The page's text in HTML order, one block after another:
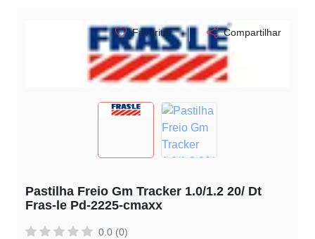
Favoritar Compartilhar
Pastilha Freio Gm Tracker 1.0/1.2 20/ Dt
Fras-le Pd-2225-cmaxx
0.0 (0)